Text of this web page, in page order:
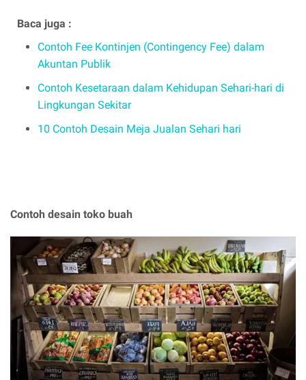
Baca juga :
Contoh Fee Kontinjen (Contingency Fee) dalam
Akuntan Publik
Contoh Kesetaraan dalam Kehidupan Sehari-hari di
Lingkungan Sekitar
10 Contoh Desain Meja Jualan Sehari hari
Contoh desain toko buah